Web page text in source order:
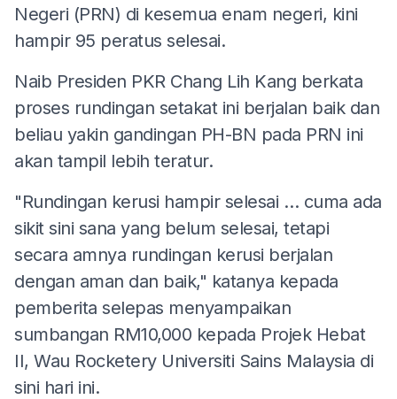
Negeri (PRN) di kesemua enam negeri, kini
hampir 95 peratus selesai.
Naib Presiden PKR Chang Lih Kang berkata
proses rundingan setakat ini berjalan baik dan
beliau yakin gandingan PH-BN pada PRN ini
akan tampil lebih teratur.
"Rundingan kerusi hampir selesai … cuma ada
sikit sini sana yang belum selesai, tetapi
secara amnya rundingan kerusi berjalan
dengan aman dan baik," katanya kepada
pemberita selepas menyampaikan
sumbangan RM10,000 kepada Projek Hebat
II, Wau Rocketery Universiti Sains Malaysia di
sini hari ini.